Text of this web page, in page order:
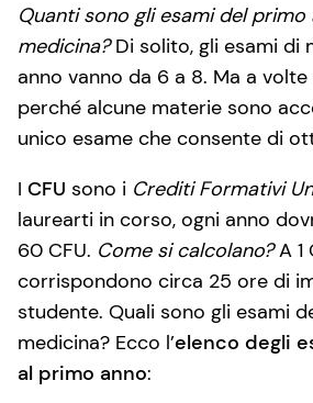
Quanti sono gli esami del primo
medicina?Di solito, gli esami di
anno vanno da 6 a 8. Ma a
perché alcune materie sono
unico esame che consente di
I CFU sono i Crediti Formativi
laurearti in corso, ogni anno
60 CFU. Come si calcolano?A 1
corrispondono circa 25 ore di
studente. Quali sono gli esami
medicina? Ecco l’elenco degli
al primo anno: